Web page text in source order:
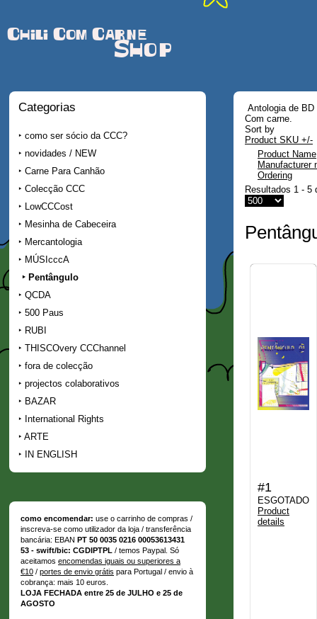
Chili Com Carne
Shop
Categorias
como ser sócio da CCC?
novidades / NEW
Carne Para Canhão
Colecção CCC
LowCCCost
Mesinha de Cabeceira
Mercantologia
MÚSIcccA
Pentângulo
QCDA
500 Paus
RUBI
THISCOvery CCChannel
fora de colecção
projectos colaborativos
BAZAR
International Rights
ARTE
IN ENGLISH
como encomendar: use o carrinho de compras /
inscreva-se como utilizador da loja / transferência
bancária: EBAN PT 50 0035 0216 00053613431
53 - swift/bic: CGDIPTPL / temos Paypal. Só
aceitamos encomendas iguais ou superiores a
€10 / portes de envio grátis para Portugal / envio à
cobrança: mais 10 euros.
LOJA FECHADA entre 25 de JULHO e 25 de
AGOSTO
Antologia de
Com carne.
Sort by
Product SKU +/-
Product Name
Manufacturer
Ordering
Resultados 1 - 5
#1
ESGOTADO
Product
details